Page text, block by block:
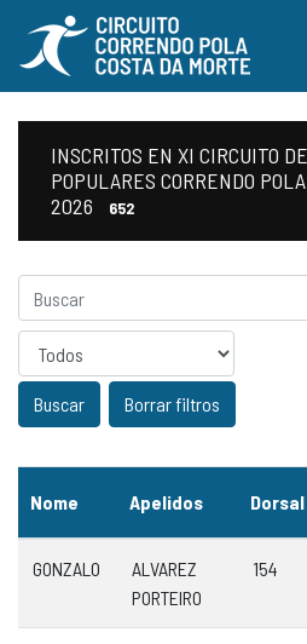
INSCRITOS EN XI CIRCUITO
POPULARES CORRENDO
2026
652
Sexo
Borrar filtros
Nome Apelidos Dorsal
GONZALO
ALVAREZ
PORTEIRO
154